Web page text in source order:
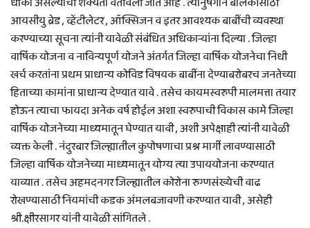
आयसीयु ब्रेड , व्हेंटीलेटर , ऑक्सिजन व इतर आवश्यक बाबींची व्यवस्था
करण्याच्या सूचना त्यांनी यावेळी संबंधित अधिकाऱ्यांना दिल्या . जिल्हा
वार्षिक योजना व नाविन्यपूर्ण योजने अंतर्गत जिल्हा वार्षिक योजनेचा निधी
खर्च करतांना प्रथम प्राधान्य कोविड विषयक बाबींना देण्याबरोबरच जनतेच्या
हिताच्या कामांना प्राधान्य देण्यात यावे . तसेच कायमस्वरुपी मालमत्ता तयार
होऊन त्याचा फायदा अनेक वर्ष होईल अशा स्वरुपाची विकास कामे जिल्हा
वार्षिक योजनेच्या माध्यमातून घेण्यात यावी , अशी अपेक्षाही त्यांनी यावेळी
व्यक्त केली . नंदुरबार जिल्ह्यातील कुपोषणाचा प्रश्न मार्गी लावण्यासाठी
जिल्हा वार्षिक योजनेच्या माध्यमातून योग्य त्या उपाययोजना करण्यात
याव्यात . तसेच अहमदनगर जिल्ह्यातील कोरोना रुग्णसंख्येची वाढ
रोखण्यासाठी नियमांची कडक अंमलबजावणी करण्यात यावी , असेही
श्री.क्षीरसागर यांनी यावेळी सांगितले .